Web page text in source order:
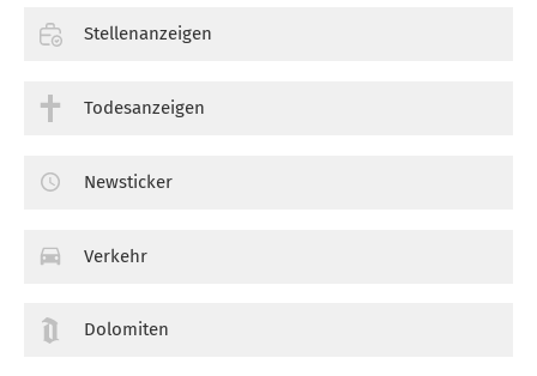
Stellenanzeigen
Todesanzeigen
Newsticker
Verkehr
Dolomiten